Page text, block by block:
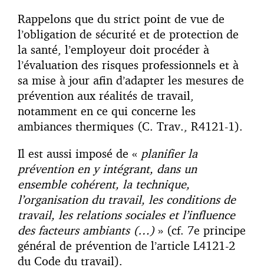
Rappelons que du strict point de vue de
l’obligation de sécurité et de protection de
la santé, l’employeur doit procéder à
l’évaluation des risques professionnels et à
sa mise à jour afin d’adapter les mesures de
prévention aux réalités de travail,
notamment en ce qui concerne les
ambiances thermiques (C. Trav., R4121-1).
Il est aussi imposé de « planifier la
prévention en y intégrant, dans un
ensemble cohérent, la technique,
l’organisation du travail, les conditions de
travail, les relations sociales et l’influence
des facteurs ambiants (…)» (cf. 7e principe
général de prévention de l’article L4121-2
du Code du travail).